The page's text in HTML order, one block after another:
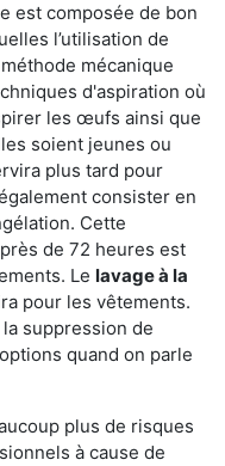
est composée de bon
l’utilisation de
mécanique
d'aspiration où
les œufs ainsi que
soient jeunes ou
plus tard pour
consister en
Cette
de 72 heures est
Le lavage à la
pour les vêtements.
suppression de
quand on parle
plus de risques
à cause de